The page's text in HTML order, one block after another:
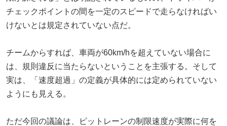
チェックポイントの間を一定のスピードで走らなければい
けないとは規定されていない点だ。
チームからすれば、車両が60km/hを超えていない場合に
は、規則違反に当たらないということを主張する。そして
実は、「速度超過」の定義が具体的には定められていない
ようにも見える。
ただ今回の議論は、ピットレーンの制限速度が実際に何を